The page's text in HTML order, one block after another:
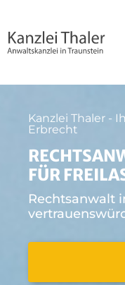
Kanzlei Thaler -
Erbrecht
FÜR
Rechtsanwalt